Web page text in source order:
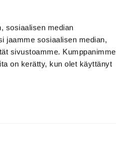
sosiaalisen median
jaamme sosiaalisen median,
sivustoamme. Kumppanimme
on kerätty, kun olet käyttänyt